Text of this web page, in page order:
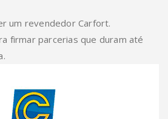
nossos
um revendedor Carfort.
firmar parcerias que duram até